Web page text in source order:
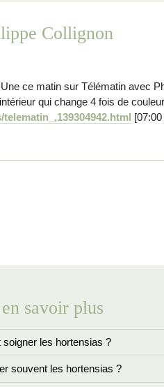
Collignon
ce matin sur Télématin avec
qui change 4 fois de
savoir plus
les hortensias ?
souvent les hortensias ?